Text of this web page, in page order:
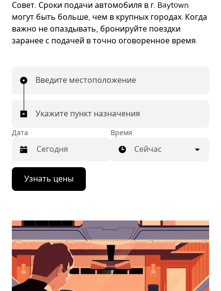
Совет. Сроки подачи автомобиля в г. Baytown
могут быть больше, чем в крупных городах. Когда
важно не опаздывать, бронируйте поездки
заранее с подачей в точно оговоренное время.
Введите местоположение
Укажите пункт назначения
Дата
Нажмите
стрелку
вниз,
календарю
выбрать
дату.
Чтобы
закрыть
календарь,
нажмите
Время
Сейчас
Узнать цены